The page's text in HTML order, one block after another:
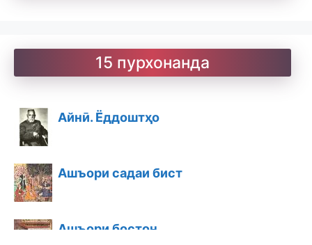
15 пурхонанда
Айнӣ. Ёддоштҳо
Ашъори садаи бист
Ашъори бостон